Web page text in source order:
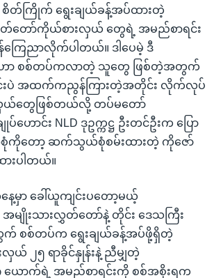
း
စိတ်ကြိုက် ရွေးချယ်ခန့်အပ်ထားတဲ့
တော်ကိုယ်စားလှယ် တွေရဲ့ အမည်စာရင်း
ြေညာလိုက်ပါတယ်။ ဒါပေမဲ့ ဒီ
ာ စစ်တပ်ကလာတဲ့ သူတွေ ဖြစ်တဲ့အတွက်
ပဲ အထက်ကညွန်ကြားတဲ့အတိုင်း လိုက်လုပ်
ယ်တွေဖြစ်တယ်လို့ တပ်မတော်
ဟောင်း NLD ဒုဥက္ကဋ္ဌ ဦးတင်ဦးက ပြော
ကိုတော့ ဆက်သွယ်စုံစမ်းထားတဲ့ ကိုဇော်
းပါတယ်။
ေ့မှာ ခေါ်ယူကျင်းပတော့မယ့်
မျိုးသားလွှတ်တော်နဲ့ တိုင်း ဒေသကြီး
စစ်တပ်က ရွေးချယ်ခန့်အပ်ဖို့ရှိတဲ့
၂၅ ရာခိုင်နှုန်းနဲ့ ညီမျှတဲ့
ယောက်ရဲ့ အမည်စာရင်းကို စစ်အစိုးရက